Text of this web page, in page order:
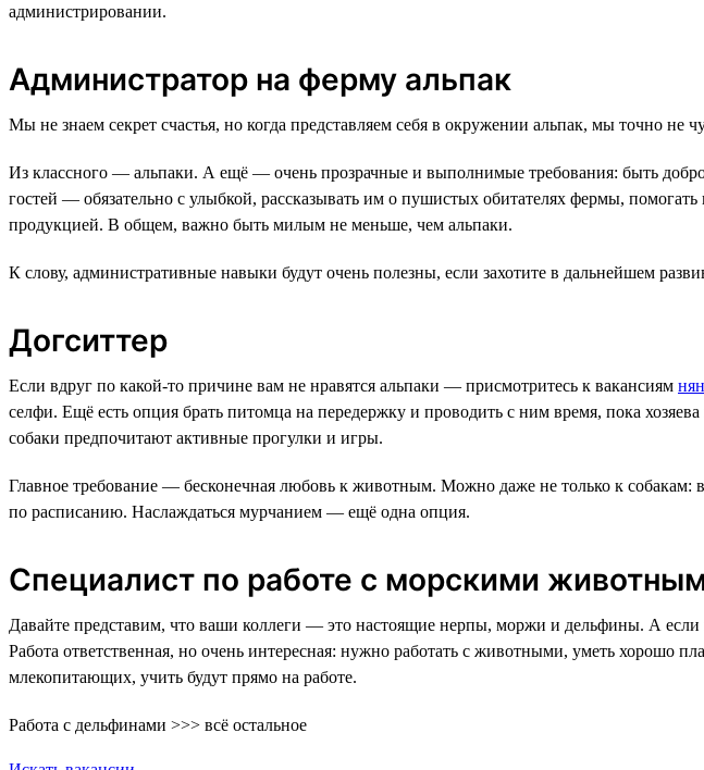
администрировании.
Администратор на ферму альпак
Мы не знаем секрет счастья, но когда представляем себя в окружении альпак, мы точно не
Из классного — альпаки. А ещё — очень прозрачные и выполнимые требования: быть
гостей — обязательно с улыбкой, рассказывать им о пушистых обитателях фермы,
продукцией. В общем, важно быть милым не меньше, чем альпаки.
К слову, административные навыки будут очень полезны, если захотите в дальнейшем
Догситтер
Если вдруг по какой-то причине вам не нравятся альпаки — присмотритесь к вакансиям
селфи. Ещё есть опция брать питомца на передержку и проводить с ним время, пока
собаки предпочитают активные прогулки и игры.
Главное требование — бесконечная любовь к животным. Можно даже не только к
по расписанию. Наслаждаться мурчанием — ещё одна опция.
Специалист по работе с морскими
Давайте представим, что ваши коллеги — это настоящие нерпы, моржи и дельфины. А если
Работа ответственная, но очень интересная: нужно работать с животными, уметь хорошо
млекопитающих, учить будут прямо на работе.
Работа с дельфинами >>> всё остальное